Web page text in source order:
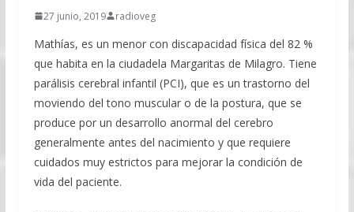
27 junio, 2019 radioveg
Mathías, es un menor con discapacidad física del 82 %
que habita en la ciudadela Margaritas de Milagro. Tiene
parálisis cerebral infantil (PCI), que es un trastorno del
moviendo del tono muscular o de la postura, que se
produce por un desarrollo anormal del cerebro
generalmente antes del nacimiento y que requiere
cuidados muy estrictos para mejorar la condición de
vida del paciente.